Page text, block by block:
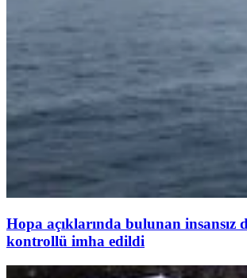
Hopa açıklarında bulunan insansız
kontrollü imha edildi